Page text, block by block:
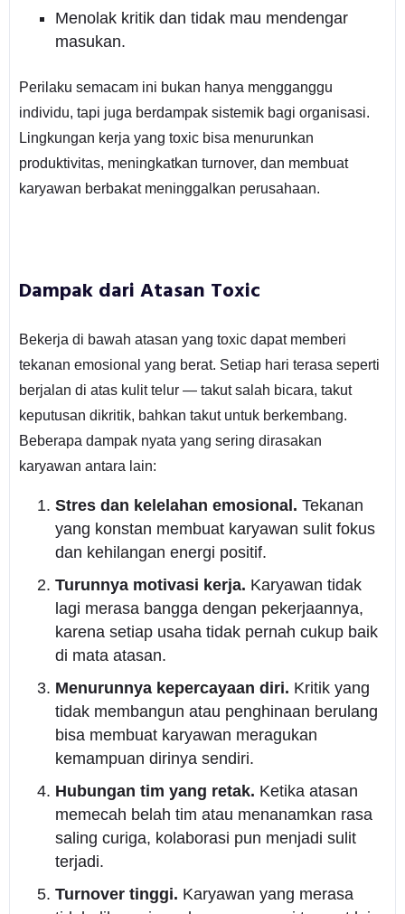
Menolak kritik dan tidak mau mendengar
masukan.
Perilaku semacam ini bukan hanya mengganggu
individu, tapi juga berdampak sistemik bagi organisasi.
Lingkungan kerja yang toxic bisa menurunkan
produktivitas, meningkatkan turnover, dan membuat
karyawan berbakat meninggalkan perusahaan.
Dampak dari Atasan Toxic
Bekerja di bawah atasan yang toxic dapat memberi
tekanan emosional yang berat. Setiap hari terasa seperti
berjalan di atas kulit telur — takut salah bicara, takut
keputusan dikritik, bahkan takut untuk berkembang.
Beberapa dampak nyata yang sering dirasakan
karyawan antara lain:
Stres dan kelelahan emosional. Tekanan
yang konstan membuat karyawan sulit fokus
dan kehilangan energi positif.
Turunnya motivasi kerja. Karyawan tidak
lagi merasa bangga dengan pekerjaannya,
karena setiap usaha tidak pernah cukup baik
di mata atasan.
Menurunnya kepercayaan diri. Kritik yang
tidak membangun atau penghinaan berulang
bisa membuat karyawan meragukan
kemampuan dirinya sendiri.
Hubungan tim yang retak. Ketika atasan
memecah belah tim atau menanamkan rasa
saling curiga, kolaborasi pun menjadi sulit
terjadi.
Turnover tinggi. Karyawan yang merasa